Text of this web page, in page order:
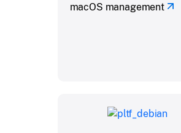
macOS management